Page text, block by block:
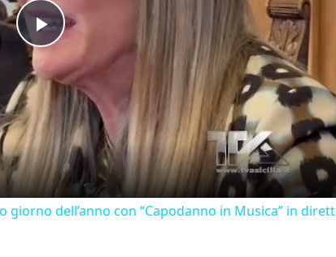
Play
Video
dell’anno con “Capodanno in Musica” in dirett